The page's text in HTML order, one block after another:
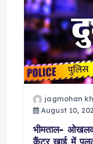
g
a
t
jagmohan
August 10,
भीमताल-